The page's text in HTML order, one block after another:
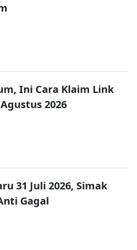
Ini Cara Klaim Link
2026
31 Juli 2026, Simak
Gagal